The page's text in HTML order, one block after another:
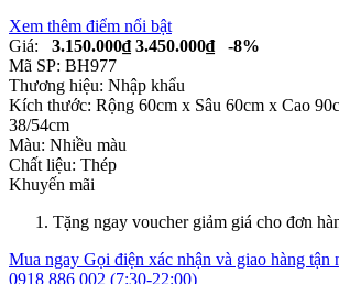
Xem thêm điểm nổi bật
Giá:
3.150.000₫3.450.000₫
-8%
Mã SP: BH977
Thương hiệu: Nhập khẩu
Kích thước: Rộng 60cm x Sâu 60cm x Cao
38/54cm
Màu: Nhiều màu
Chất liệu: Thép
Khuyến mãi
Tặng ngay voucher giảm giá cho đơn
Mua ngay Gọi điện xác nhận và giao hàng tận
0918 886 002 (7:30-22:00)